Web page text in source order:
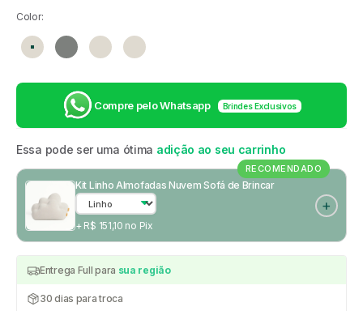
Color:
Linho Cinza Linho Linho
Compre pelo Whatsapp Brindes Exclusivos
Essa pode ser uma ótima adição ao seu carrinho
RECOMENDADO
Kit Linho Almofadas Nuvem Sofá de Brincar
+ R$ 151,10 no Pix
Entrega Full para sua região
30 dias para troca